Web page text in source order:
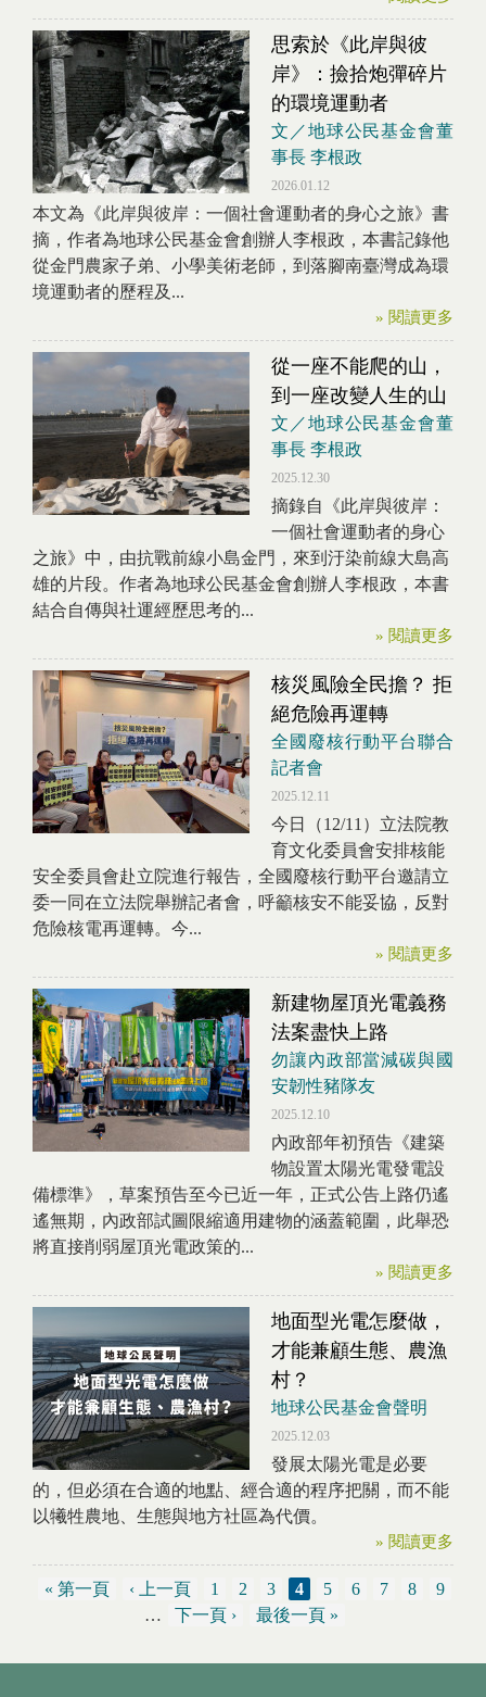
思索於《此岸與彼
岸》：撿拾炮彈碎片
的環境運動者
文／地球公民基金會董
事長 李根政
2026.01.12
本文為《此岸與彼岸：一個社會運動者的身心之旅》書
摘，作者為地球公民基金會創辦人李根政，本書記錄他
從金門農家子弟、小學美術老師，到落腳南臺灣成為環
境運動者的歷程及...
» 閱讀更多
從一座不能爬的山，
到一座改變人生的山
文／地球公民基金會董
事長 李根政
2025.12.30
摘錄自《此岸與彼岸：
一個社會運動者的身心
之旅》中，由抗戰前線小島金門，來到汙染前線大島高
雄的片段。作者為地球公民基金會創辦人李根政，本書
結合自傳與社運經歷思考的...
» 閱讀更多
核災風險全民擔？ 拒
絕危險再運轉
全國廢核行動平台聯合
記者會
2025.12.11
今日（12/11）立法院教
育文化委員會安排核能
安全委員會赴立院進行報告，全國廢核行動平台邀請立
委一同在立法院舉辦記者會，呼籲核安不能妥協，反對
危險核電再運轉。今...
» 閱讀更多
新建物屋頂光電義務
法案盡快上路
勿讓內政部當減碳與國
安韌性豬隊友
2025.12.10
內政部年初預告《建築
物設置太陽光電發電設
備標準》，草案預告至今已近一年，正式公告上路仍遙
遙無期，內政部試圖限縮適用建物的涵蓋範圍，此舉恐
將直接削弱屋頂光電政策的...
» 閱讀更多
地面型光電怎麼做，
才能兼顧生態、農漁
村？
地球公民基金會聲明
2025.12.03
發展太陽光電是必要
的，但必須在合適的地點、經合適的程序把關，而不能
以犧牲農地、生態與地方社區為代價。
» 閱讀更多
頁面
« 第一頁 ‹ 上一頁 1 2 3 4 5 6 7 8
9
…
下一頁 › 最後一頁 »